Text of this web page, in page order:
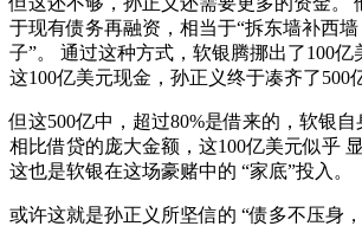
于现有债务再融资，相当于“拆东墙补西
子”。 通过这种方式，软银腾挪出了100亿
这100亿美元现金，孙正义终于凑齐了500
但这500亿中，超过80%是借来的，软银自
相比借贷的庞大金额，这100亿美元似乎
这也是软银在这场豪赌中的 “家底”投入。
或许这就是孙正义所坚信的 “债多不压身，